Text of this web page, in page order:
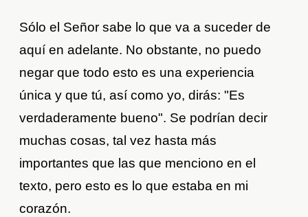
Sólo el Señor sabe lo que va a suceder de
aquí en adelante. No obstante, no puedo
negar que todo esto es una experiencia
única y que tú, así como yo, dirás: "Es
verdaderamente bueno". Se podrían decir
muchas cosas, tal vez hasta más
importantes que las que menciono en el
texto, pero esto es lo que estaba en mi
corazón.